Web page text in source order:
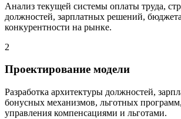
Анализ текущей системы оплаты труда,
должностей, зарплатных решений,
конкурентности на рынке.
2
Проектирование модели
Разработка архитектуры должностей,
бонусных механизмов, льготных
управления компенсациями и льготами.